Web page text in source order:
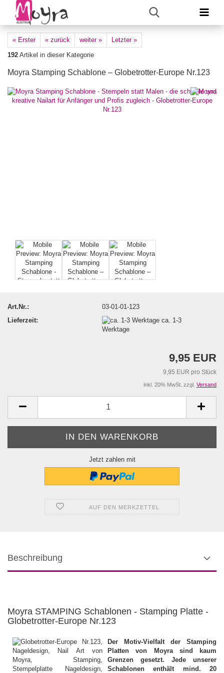
« Erster « zurück weiter »
Letzter »
192 Artikel in dieser Kategorie
Moyra Stamping Schablone – Globetrotter-Europe Nr.123
Art.Nr.:
03-01-01-123
Lieferzeit:
ca. 1-3
Werktage
9,95 EUR
9,95 EUR pro Stück
inkl. 20% MwSt. zzgl. Versand
Jetzt zahlen mit
AUF DEN MERKZETTEL
Beschreibung
Moyra STAMPING Schablonen - Stamping Platte -
Globetrotter-Europe Nr.123
Der Motiv-Vielfalt der Stamping
Platten von Moyra sind kaum
Grenzen gesetzt. Jede unserer
Schablonen enthält mind. 20